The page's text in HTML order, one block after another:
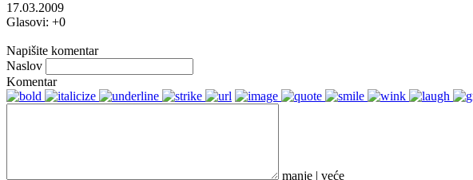
17.03.2009
Glasovi: +0
Napišite komentar
Naslov
Komentar
manje | veće